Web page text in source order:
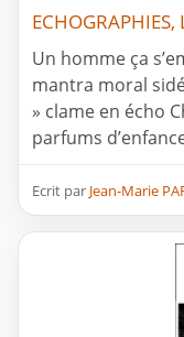
Un homme ça
mantra moral
» clame en écho
parfums
Ecrit par Jean-Marie